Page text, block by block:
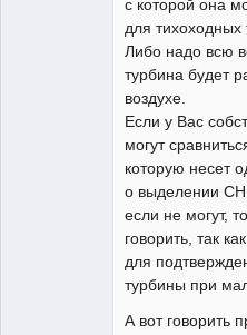
с которой она
для
Либо надо всю
турбина будет
воздухе.
Если у Вас
могут
которую несет
о выделении СН
если не могут,
говорить, так
для
турбины при
А вот говорить